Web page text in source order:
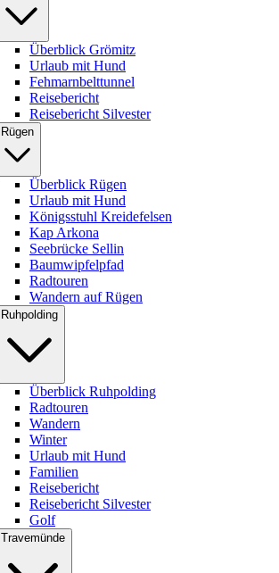
Überblick Grömitz
Urlaub mit Hund
Fehmarnbelttunnel
Reisebericht
Reisebericht Silvester
Rügen
Überblick Rügen
Urlaub mit Hund
Königsstuhl Kreidefelsen
Kap Arkona
Seebrücke Sellin
Baumwipfelpfad
Radtouren
Wandern auf Rügen
Ruhpolding
Überblick Ruhpolding
Radtouren
Wandern
Winter
Urlaub mit Hund
Familien
Reisebericht
Reisebericht Silvester
Golf
Travemünde